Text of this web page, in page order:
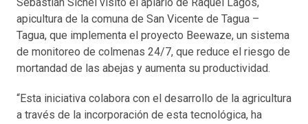
apicultura de la comuna de San Vicente de Tagua –
Tagua, que implementa el proyecto Beewaze, un sistema
de monitoreo de colmenas 24/7, que reduce el riesgo de
mortandad de las abejas y aumenta su productividad.
“Esta iniciativa colabora con el desarrollo de la agricultura
a través de la incorporación de esta tecnológica, ha